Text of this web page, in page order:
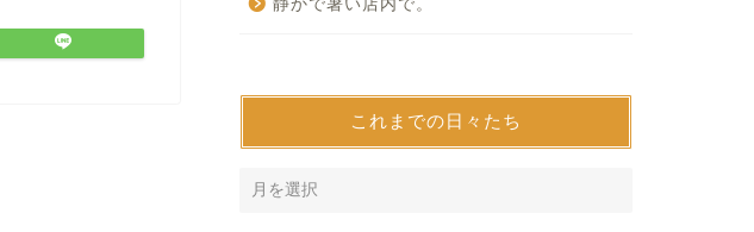
静かで暑い店内で。
これまでの日々たち